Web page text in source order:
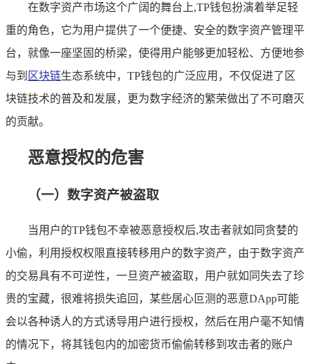
在数字资产市场这个广阔的舞台上,TP钱包扮演着举足轻
重的角色，它为用户提供了一个便捷、安全的数字资产管理平
台，就像一座坚固的桥梁，使得用户能够更加轻松、方便地参
与到 区块链生态系统中，TP钱包的广泛应用，不仅促进了区
块链技术的普及和发展，更为数字经济的繁荣做出了不可磨灭
的贡献。
恶意授权的危害
（一）数字资产被盗取
当用户的TP钱包不幸被恶意授权后,攻击者就如同贪婪的
小偷，利用授权权限直接转移用户的数字资产，由于数字资产
的交易具有不可逆性，一旦资产被盗取，用户就如同失去了珍
贵的宝藏，很难将损失追回，某些居心叵测的恶意DApp可能
会以各种诱人的方式诱导用户进行授权，然后在用户毫不知情
的情况下，将其钱包内的加密货币偷偷转移到攻击者的账户